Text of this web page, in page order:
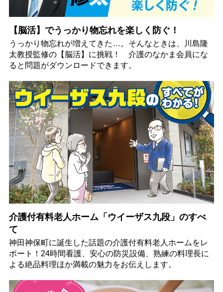
【脳活】でうっかり物忘れを楽しく防ぐ！
うっかり物忘れが増えてきた…。そんなときは、川島隆
太教授監修の【脳活】に挑戦！ 介護のなかま会員にな
ると問題がダウンロードできます。
介護付有料老人ホーム「ウイーザス九段」のすべ
て
神田神保町に誕生した話題の介護付有料老人ホームをレ
ポート！24時間看護、安心の防災設備、熟練の料理長に
よる絶品料理ほか満載の魅力をお伝えします。